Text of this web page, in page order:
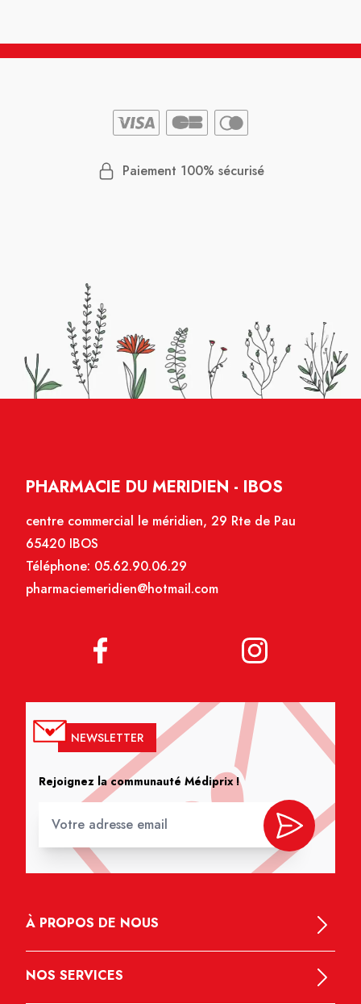
Paiement 100% sécurisé
PHARMACIE DU MERIDIEN - IBOS
centre commercial le méridien, 29 Rte de Pau
65420 IBOS
Téléphone: 05.62.90.06.29
pharmaciemeridien@hotmail.com
NEWSLETTER
Rejoignez la communauté Médiprix !
À PROPOS DE NOUS
NOS SERVICES